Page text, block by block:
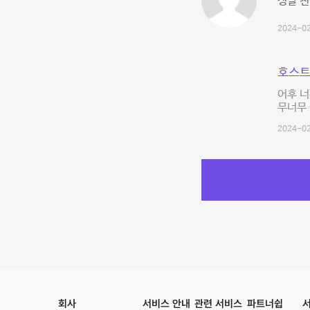
2024-
호스
어후
무너무
2024-
회사 서비스 안내 관련 서비스 파트너쉽